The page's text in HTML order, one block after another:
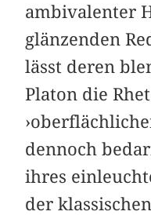
ambivalenter
glänzenden
lässt deren
Platon die
dennoch
ihres
der